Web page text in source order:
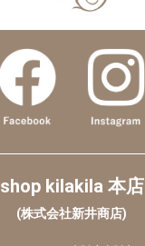
shop kilakila 本店
(株式会社新井商店)